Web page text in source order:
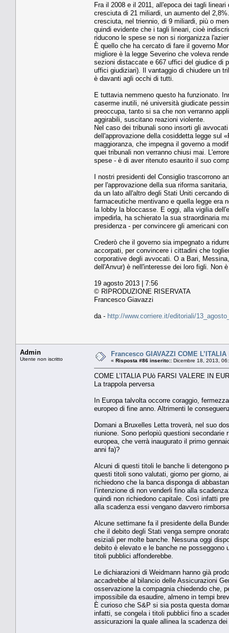
Fra il 2008 e il 2011, all'epoca dei tagli
cresciuta di 21 miliardi, un aumento del
cresciuta, nel triennio, di 9 miliardi, più o
quindi evidente che i tagli lineari, cioè
riducono le spese se non si riorganizza
È quello che ha cercato di fare il governo
migliore è la legge Severino che voleva
sezioni distaccate e 667 uffici del giudice di
uffici giudiziari). Il vantaggio di chiudere un
è davanti agli occhi di tutti.
E tuttavia nemmeno questo ha funzionato.
caserme inutili, né università giudicate
preoccupa, tanto si sa che non verranno
aggirabili, suscitano reazioni violente.
Nel caso dei tribunali sono insorti gli
dell'approvazione della cosiddetta legge sul
maggioranza, che impegna il governo a
quei tribunali non verranno chiusi mai.
spese - è di aver ritenuto esaurito il suo
I nostri presidenti del Consiglio trascorrono
per l'approvazione della sua riforma
da un lato all'altro degli Stati Uniti cercando
farmaceutiche mentivano e quella legge era
la lobby la bloccasse. E oggi, alla vigilia
impedirla, ha schierato la sua straordinaria
presidenza - per convincere gli americani
Crederò che il governo sia impegnato a
accorpati, per convincere i cittadini che
corporative degli avvocati. O a Bari,
dell'Anvur) è nell'interesse dei loro figli. Non
19 agosto 2013 | 7:56
© RIPRODUZIONE RISERVATA
Francesco Giavazzi
da - http://www.corriere.it/editoriali/
Admin
Utente non iscritto
Francesco GIAVAZZI COME
« Risposta #86 inserito:: Dicembre 18, 2013,
COME L’ITALIA PUò FARSI VALERE IN
La trappola perversa
In Europa talvolta occorre coraggio,
europeo di fine anno. Altrimenti le
Domani a Bruxelles Letta troverà, nel suo
riunione. Sono perlopiù questioni
europea, che verrà inaugurato il primo
anni fa)?
Alcuni di questi titoli le banche li detengono
questi titoli sono valutati, giorno per giorno,
richiedono che la banca disponga di
l’intenzione di non venderli fino alla
quindi non richiedono capitale. Così infatti
alla scadenza essi vengano davvero
Alcune settimane fa il presidente della
che il debito degli Stati venga sempre
esiziali per molte banche. Nessuna oggi
debito è elevato e le banche ne
titoli pubblici affonderebbe.
Le dichiarazioni di Weidmann hanno già
accadrebbe al bilancio delle Assicurazioni
osservazione la compagnia chiedendo che,
impossibile da esaudire, almeno in tempi
È curioso che S&P si sia posta questa
infatti, se congela i titoli pubblici fino a
assicurazioni la quale allinea la scadenza